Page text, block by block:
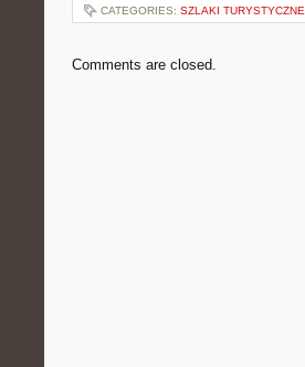
CATEGORIES: SZLAKI TURYSTYCZNE
Comments are closed.